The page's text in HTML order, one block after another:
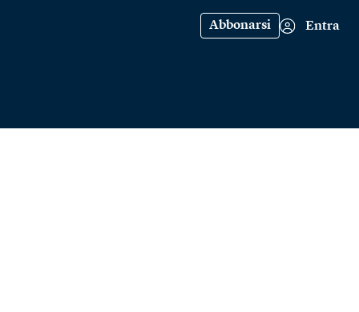
Abbonarsi Entra